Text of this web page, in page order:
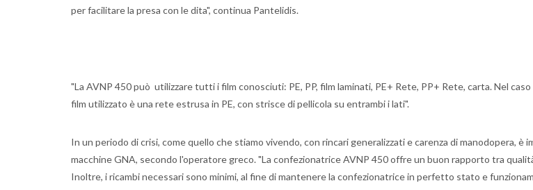
per facilitare la presa con le dita", continua Pantelidis.
"La AVNP 450 può utilizzare tutti i film conosciuti: PE, PP, film laminati, PE+ Rete, PP+ Rete, carta. Nel
film utilizzato è una rete estrusa in PE, con strisce di pellicola su entrambi i lati".
In un periodo di crisi, come quello che stiamo vivendo, con rincari generalizzati e carenza di manodopera, è
macchine GNA, secondo l'operatore greco. "La confezionatrice AVNP 450 offre un buon rapporto tra
Inoltre, i ricambi necessari sono minimi, al fine di mantenere la confezionatrice in perfetto stato e